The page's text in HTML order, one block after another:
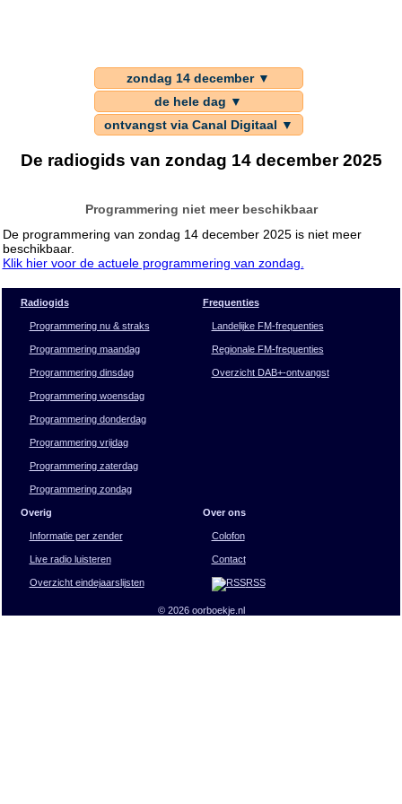
zondag 14 december ▼
de hele dag ▼
ontvangst via Canal Digitaal ▼
De radiogids van zondag 14 december 2025
Programmering niet meer beschikbaar
De programmering van zondag 14 december 2025 is niet meer
beschikbaar.
Klik hier voor de actuele programmering van zondag.
Radiogids
Programmering nu & straks
Programmering maandag
Programmering dinsdag
Programmering woensdag
Programmering donderdag
Programmering vrijdag
Programmering zaterdag
Programmering zondag
Frequenties
Landelijke FM-frequenties
Regionale FM-frequenties
Overzicht DAB+-ontvangst
Overig
Informatie per zender
Live radio luisteren
Overzicht eindejaarslijsten
Over ons
Colofon
Contact
RSS
© 2026 oorboekje.nl